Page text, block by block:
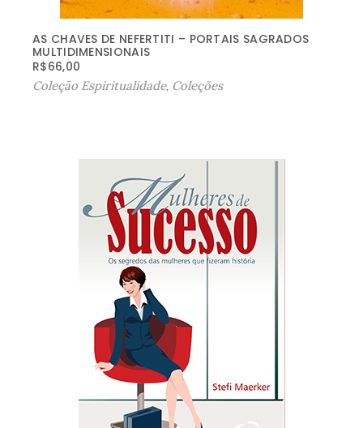
AS CHAVES DE NEFERTITI – PORTAIS SAGRADOS
MULTIDIMENSIONAIS
R$66,00
Coleção Espiritualidade, Coleções